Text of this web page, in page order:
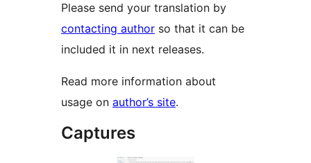
Please send your translation by
contacting author so that it can be
included it in next releases.
Read more information about
usage on author’s site.
Captures